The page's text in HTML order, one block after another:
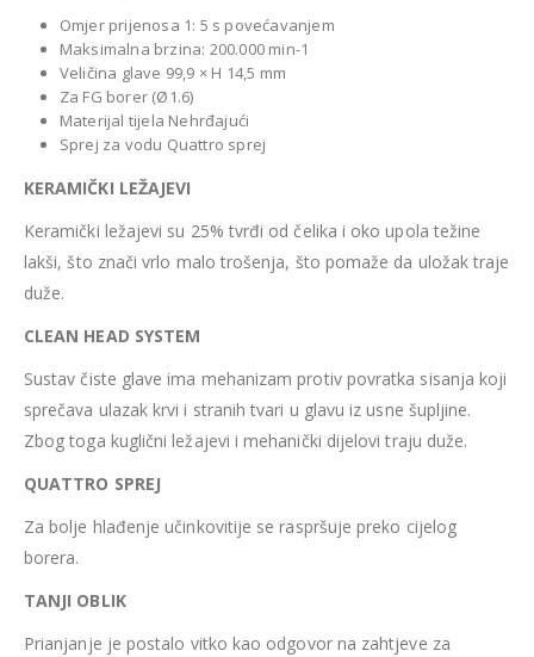
Omjer prijenosa 1: 5 s povećavanjem
Maksimalna brzina: 200.000 min-1
Veličina glave 99,9 × H 14,5 mm
Za FG borer (Ø1.6)
Materijal tijela Nehrđajući
Sprej za vodu Quattro sprej
KERAMIČKI LEŽAJEVI
Keramički ležajevi su 25% tvrđi od čelika i oko upola težine
lakši, što znači vrlo malo trošenja, što pomaže da uložak traje
duže.
CLEAN HEAD SYSTEM
Sustav čiste glave ima mehanizam protiv povratka sisanja koji
sprečava ulazak krvi i stranih tvari u glavu iz usne šupljine.
Zbog toga kuglični ležajevi i mehanički dijelovi traju duže.
QUATTRO SPREJ
Za bolje hlađenje učinkovitije se raspršuje preko cijelog
borera.
TANJI OBLIK
Prianjanje je postalo vitko kao odgovor na zahtjeve za